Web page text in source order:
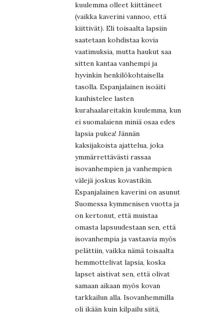
kuulemma olleet kiittäneet
(vaikka kaverini vannoo, että
kiittivät). Eli toisaalta lapsiin
saatetaan kohdistaa kovia
vaatimuksia, mutta haukut saa
sitten kantaa vanhempi ja
hyvinkin henkilökohtaisella
tasolla. Espanjalainen isoäiti
kauhistelee lasten
kurahaalareitakin kuulemma, kun
ei suomalaienn miniä osaa edes
lapsia pukea! Jännän
kaksijakoista ajattelua, joka
ymmärrettävästi rassaa
isovanhempien ja vanhempien
välejä joskus kovastikin.
Espanjalainen kaverini on asunut
Suomessa kymmenisen vuotta ja
on kertonut, että muistaa
omasta lapsuudestaan sen, että
isovanhempia ja vastaavia myös
pelättiin, vaikka nämä toisaalta
hemmottelivat lapsia, koska
lapset aistivat sen, että olivat
samaan aikaan myös kovan
tarkkailun alla. Isovanhemmilla
oli ikään kuin kilpailu siitä,